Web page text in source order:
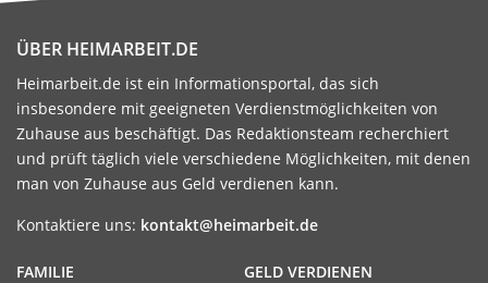
ÜBER HEIMARBEIT.DE
Heimarbeit.de ist ein Informationsportal, das sich
insbesondere mit geeigneten Verdienstmöglichkeiten von
Zuhause aus beschäftigt. Das Redaktionsteam recherchiert
und prüft täglich viele verschiedene Möglichkeiten, mit denen
man von Zuhause aus Geld verdienen kann.
Kontaktiere uns: kontakt@heimarbeit.de
GELD VERDIENEN
FAMILIE